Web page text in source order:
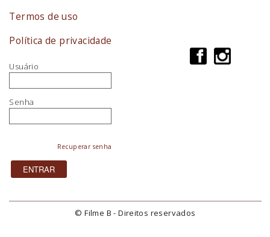
Termos de uso
Política de privacidade
Usuário
Senha
Recuperar senha
© Filme B - Direitos reservados